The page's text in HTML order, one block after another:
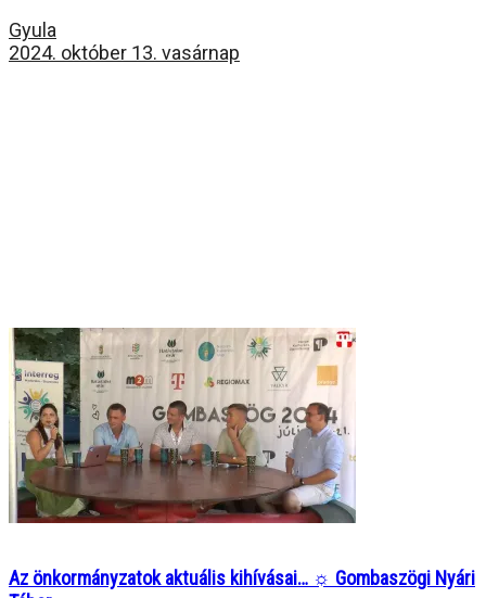
Gyula
2024. október 13. vasárnap
Az önkormányzatok aktuális kihívásai… ☼ Gombaszögi Nyári